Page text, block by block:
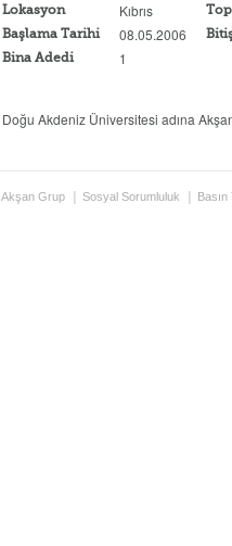
Lokasyon Kıbrıs
Başlama Tarihi
08.05.2006
Bina Adedi
1
Doğu Akdeniz Üniversitesi adına
Akşan Grup Sosyal Sorumluluk Basın